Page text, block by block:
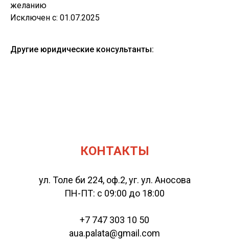
желанию
Исключен с: 01.07.2025
Другие юридические консультанты:
КОНТАКТЫ
ул. Толе би 224, оф.2, уг. ул. Аносова
ПН-ПТ: с 09:00 до 18:00
+7 747 303 10 50
aua.palata@gmail.com